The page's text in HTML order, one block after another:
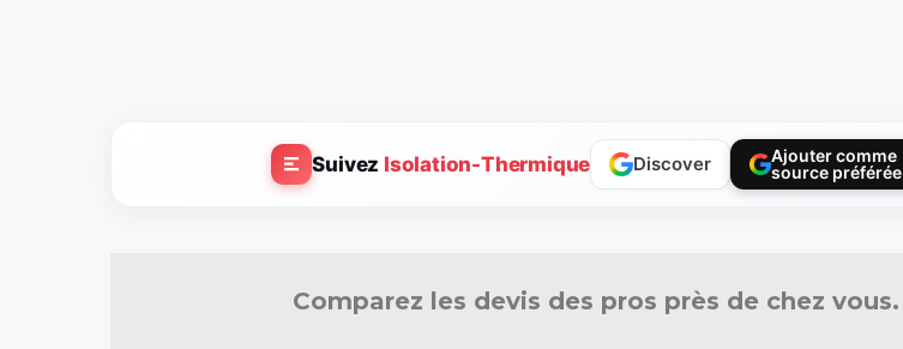
Suivez Isolation-Thermique Discover
Ajouter comme
source préférée
Comparez les devis des pros près de chez vous.